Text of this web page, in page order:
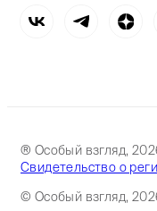
® Особый взгляд,
Свидетельство о
© Особый взгляд,